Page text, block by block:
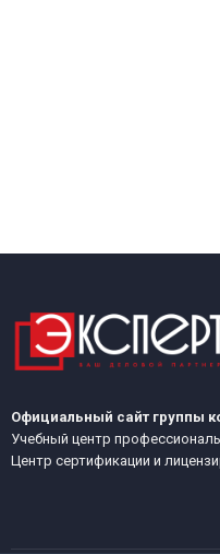
Официальный сайт группы
Учебный центр
Центр сертификации и